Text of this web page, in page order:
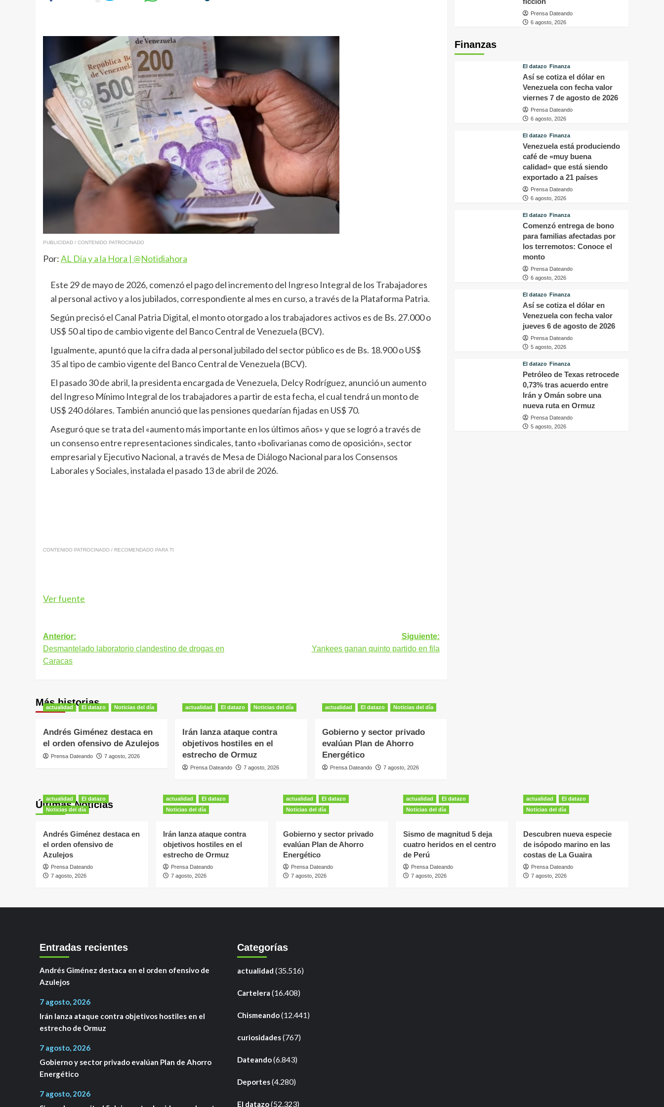
PUBLICIDAD / CONTENIDO PATROCINADO
Por:AL Día y a la Hora | @Notidiahora
Este 29 de mayo de 2026, comenzó el pago del incremento del Ingreso Integral de los Trabajadores
al personal activo y a los jubilados, correspondiente al mes en curso, a través de la Plataforma Patria.
Según precisó el Canal Patria Digital, el monto otorgado a los trabajadores activos es de Bs. 27.000 o
US$ 50 al tipo de cambio vigente del Banco Central de Venezuela (BCV).
Igualmente, apuntó que la cifra dada al personal jubilado del sector público es de Bs. 18.900 o US$
35 al tipo de cambio vigente del Banco Central de Venezuela (BCV).
El pasado 30 de abril, la presidenta encargada de Venezuela, Delcy Rodríguez, anunció un aumento
del Ingreso Mínimo Integral de los trabajadores a partir de esta fecha, el cual tendrá un monto de
US$ 240 dólares. También anunció que las pensiones quedarían fijadas en US$ 70.
Aseguró que se trata del «aumento más importante en los últimos años» y que se logró a través de
un consenso entre representaciones sindicales, tanto «bolivarianas como de oposición», sector
empresarial y Ejecutivo Nacional, a través de Mesa de Diálogo Nacional para los Consensos
Laborales y Sociales, instalada el pasado 13 de abril de 2026.
CONTENIDO PATROCINADO / RECOMENDADO PARA TI
Ver fuente
Navegación
de
entradas
Anterior:
Desmantelado laboratorio clandestino de drogas en
Caracas
Siguiente:
Yankees ganan quinto partido en fila
Más historias
actualidad El datazo Noticias del día
Andrés Giménez destaca en
el orden ofensivo de Azulejos
Prensa Dateando 7 agosto, 2026
actualidad El datazo Noticias del día
Irán lanza ataque contra
objetivos hostiles en el
estrecho de Ormuz
Prensa Dateando 7 agosto, 2026
actualidad El datazo Noticias del día
Gobierno y sector privado
evalúan Plan de Ahorro
Energético
Prensa Dateando 7 agosto, 2026
Prensa Dateando
6 agosto, 2026
Finanzas
El datazo Finanza
Así se cotiza el dólar en
Venezuela con fecha valor
viernes 7 de agosto de 2026
Prensa Dateando
6 agosto, 2026
El datazo Finanza
Venezuela está produciendo
café de «muy buena
calidad» que está siendo
exportado a 21 países
Prensa Dateando
6 agosto, 2026
El datazo Finanza
Comenzó entrega de bono
para familias afectadas por
los terremotos: Conoce el
monto
Prensa Dateando
6 agosto, 2026
El datazo Finanza
Así se cotiza el dólar en
Venezuela con fecha valor
jueves 6 de agosto de 2026
Prensa Dateando
5 agosto, 2026
El datazo Finanza
Petróleo de Texas retrocede
0,73% tras acuerdo entre
Irán y Omán sobre una
nueva ruta en Ormuz
Prensa Dateando
5 agosto, 2026
Últimas Noticias
actualidad
El datazo
Noticias del día
Andrés Giménez destaca en
el orden ofensivo de
Azulejos
Prensa Dateando
7 agosto, 2026
actualidad
El datazo
Noticias del día
Irán lanza ataque contra
objetivos hostiles en el
estrecho de Ormuz
Prensa Dateando
7 agosto, 2026
actualidad
El datazo
Noticias del día
Gobierno y sector privado
evalúan Plan de Ahorro
Energético
Prensa Dateando
7 agosto, 2026
actualidad
El datazo
Noticias del día
Sismo de magnitud 5 deja
cuatro heridos en el centro
de Perú
Prensa Dateando
7 agosto, 2026
actualidad
El datazo
Noticias del día
Descubren nueva especie
de isópodo marino en las
costas de La Guaira
Prensa Dateando
7 agosto, 2026
Entradas recientes
Andrés Giménez destaca en el orden ofensivo de
Azulejos
7 agosto, 2026
Irán lanza ataque contra objetivos hostiles en el
estrecho de Ormuz
7 agosto, 2026
Gobierno y sector privado evalúan Plan de Ahorro
Energético
7 agosto, 2026
Categorías
actualidad (35.516)
Cartelera (16.408)
Chismeando(12.441)
curiosidades(767)
Dateando(6.843)
Deportes(4.280)
El datazo(52.323)